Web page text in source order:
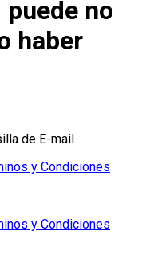
no
haber
de E-mail
y Condiciones
y Condiciones